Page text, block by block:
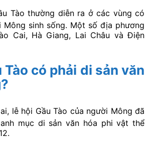
Tào thường diễn ra ở các vùng có
sinh sống. Một số địa phương
Cai, Hà Giang, Lai Châu và Điện
Tào có phải di sản văn
lễ hội Gầu Tào của người Mông đã
mục di sản văn hóa phi vật thể